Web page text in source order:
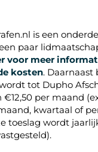
is een
paar
voor meer
kosten. Daarnaast
tot Dupho
per maand
kwartaal of
toeslag wordt